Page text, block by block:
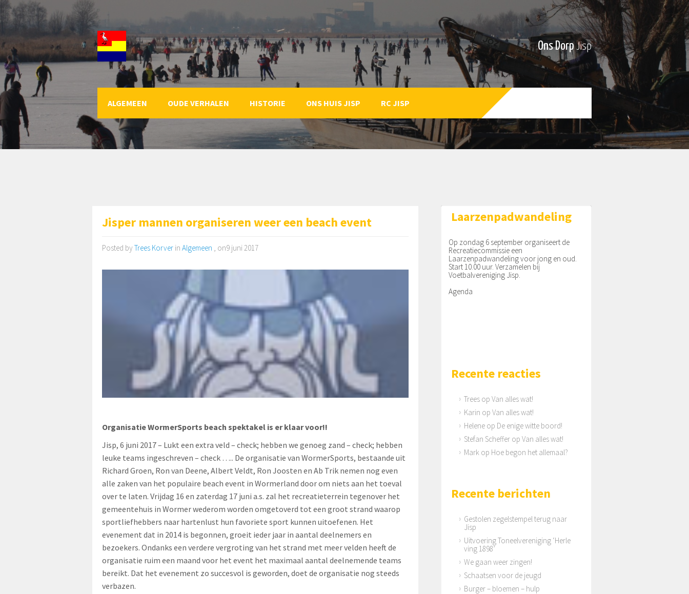
Ons DorpJisp
ALGEMEEN OUDE VERHALEN HISTORIE ONS HUIS JISP RC JISP
Jisper mannen organiseren weer een beach event
Posted byTrees Korver inAlgemeen , on9 juni 2017
Organisatie WormerSports beach spektakel is er klaar voor!!
Jisp, 6 juni 2017 – Lukt een extra veld – check; hebben we genoeg zand – check; hebben
leuke teams ingeschreven – check ….. De organisatie van WormerSports, bestaande uit
Richard Groen, Ron van Deene, Albert Veldt, Ron Joosten en Ab Trik nemen nog even
alle zaken van het populaire beach event in Wormerland door om niets aan het toeval
over te laten. Vrijdag 16 en zaterdag 17 juni a.s. zal het recreatieterrein tegenover het
gemeentehuis in Wormer wederom worden omgetoverd tot een groot strand waarop
sportliefhebbers naar hartenlust hun favoriete sport kunnen uitoefenen. Het
evenement dat in 2014 is begonnen, groeit ieder jaar in aantal deelnemers en
bezoekers. Ondanks een verdere vergroting van het strand met meer velden heeft de
organisatie ruim een maand voor het event het maximaal aantal deelnemende teams
bereikt. Dat het evenement zo succesvol is geworden, doet de organisatie nog steeds
verbazen.
Laarzenpadwandeling
Op zondag 6 september organiseert de
Recreatiecommissie een
Laarzenpadwandeling voor jong en oud.
Start 10.00 uur. Verzamelen bij
Voetbalvereniging Jisp.
Agenda
Recente reacties
Treesop Van alles wat!
Karin op Van alles wat!
Heleneop De enige witte boord!
Stefan Schefferop Van alles wat!
Markop Hoe begon het allemaal?
Recente berichten
Gestolen zegelstempel terug naar
Jisp
Uitvoering Toneelvereniging ‘Herle
ving 1898’
We gaan weer zingen!
Schaatsen voor de jeugd
Burger – bloemen – hulp